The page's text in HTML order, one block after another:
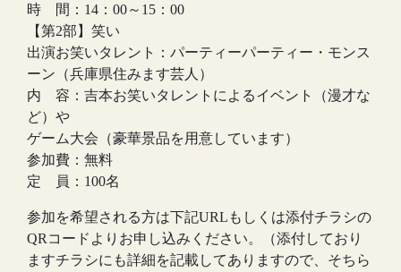
時 間：14：00～15：00
【第2部】笑い
出演お笑いタレント：パーティーパーティー・モンス
ーン（兵庫県住みます芸人）
内 容：吉本お笑いタレントによるイベント（漫才な
ど）や
ゲーム大会（豪華景品を用意しています）
参加費：無料
定 員：100名
参加を希望される方は下記URLもしくは添付チラシの
QRコードよりお申し込みください。（添付しており
ますチラシにも詳細を記載してありますので、そちら